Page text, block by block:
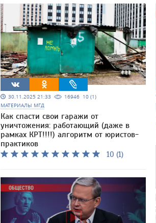
30.11.2025 21:33 16946 10 (1)
МАТЕРИАЛЫ МГД
Как спасти свои гаражи от
уничтожения: работающий (даже в
рамках КРТ!!!!) алгоритм от юристов-
практиков
10 (1)